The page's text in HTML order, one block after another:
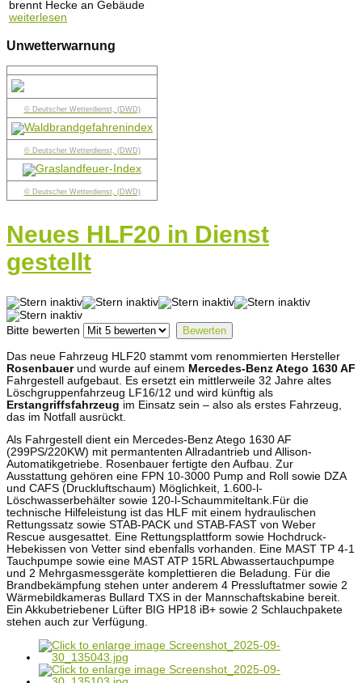
brennt Hecke an Gebäude
weiterlesen
Unwetterwarnung
© Deutscher Wetterdienst, (DWD)
© Deutscher Wetterdienst, (DWD)
© Deutscher Wetterdienst, (DWD)
Neues HLF20 in Dienst
gestellt
Bitte bewerten
Das neue Fahrzeug HLF20 stammt vom renommierten Hersteller
Rosenbauerund wurde auf einem Mercedes-Benz Atego 1630 AF
Fahrgestell aufgebaut. Es ersetzt ein mittlerweile 32 Jahre altes
Löschgruppenfahrzeug LF16/12 und wird künftig als
Erstangriffsfahrzeug im Einsatz sein – also als erstes Fahrzeug,
das im Notfall ausrückt.
Als Fahrgestell dient ein Mercedes-Benz Atego 1630 AF
(299PS/220KW) mit permantenten Allradantrieb und Allison-
Automatikgetriebe. Rosenbauer fertigte den Aufbau. Zur
Ausstattung gehören eine FPN 10-3000 Pump and Roll sowie DZA
und CAFS (Druckluftschaum) Möglichkeit, 1.600-l-
Löschwasserbehälter sowie 120-l-Schaummiteltank.Für die
technische Hilfeleistung ist das HLF mit einem hydraulischen
Rettungssatz sowie STAB-PACK und STAB-FAST von Weber
Rescue ausgesattet. Eine Rettungsplattform sowie Hochdruck-
Hebekissen von Vetter sind ebenfalls vorhanden. Eine MAST TP 4-1
Tauchpumpe sowie eine MAST ATP 15RL Abwassertauchpumpe
und 2 Mehrgasmessgeräte komplettieren die Beladung. Für die
Brandbekämpfung stehen unter anderem 4 Pressluftatmer sowie 2
Wärmebildkameras Bullard TXS in der Mannschaftskabine bereit.
Ein Akkubetriebener Lüfter BIG HP18 iB+ sowie 2 Schlauchpakete
stehen auch zur Verfügung.